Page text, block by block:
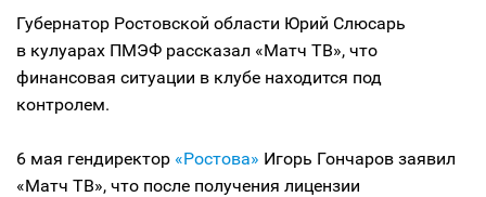
Губернатор Ростовской области Юрий Слюсарь
в кулуарах ПМЭФ рассказал «Матч ТВ», что
финансовая ситуации в клубе находится под
контролем.
6 мая гендиректор «Ростова» Игорь Гончаров заявил
«Матч ТВ», что после получения лицензии